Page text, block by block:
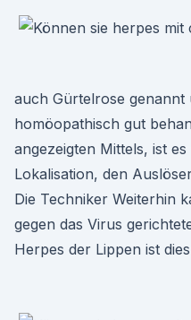
auch Gürtelrose genannt
homöopathisch gut
angezeigten Mittels, ist
Lokalisation, den
Die Techniker Weiterhin
gegen das Virus
Herpes der Lippen ist